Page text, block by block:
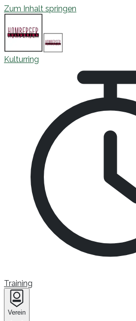
Zum Inhalt springen
Kulturring
Training
Verein